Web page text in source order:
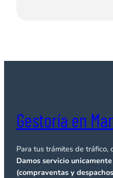
Gestoría en
Para tus trámites de tráfico,
Damos servicio
(compraventas y